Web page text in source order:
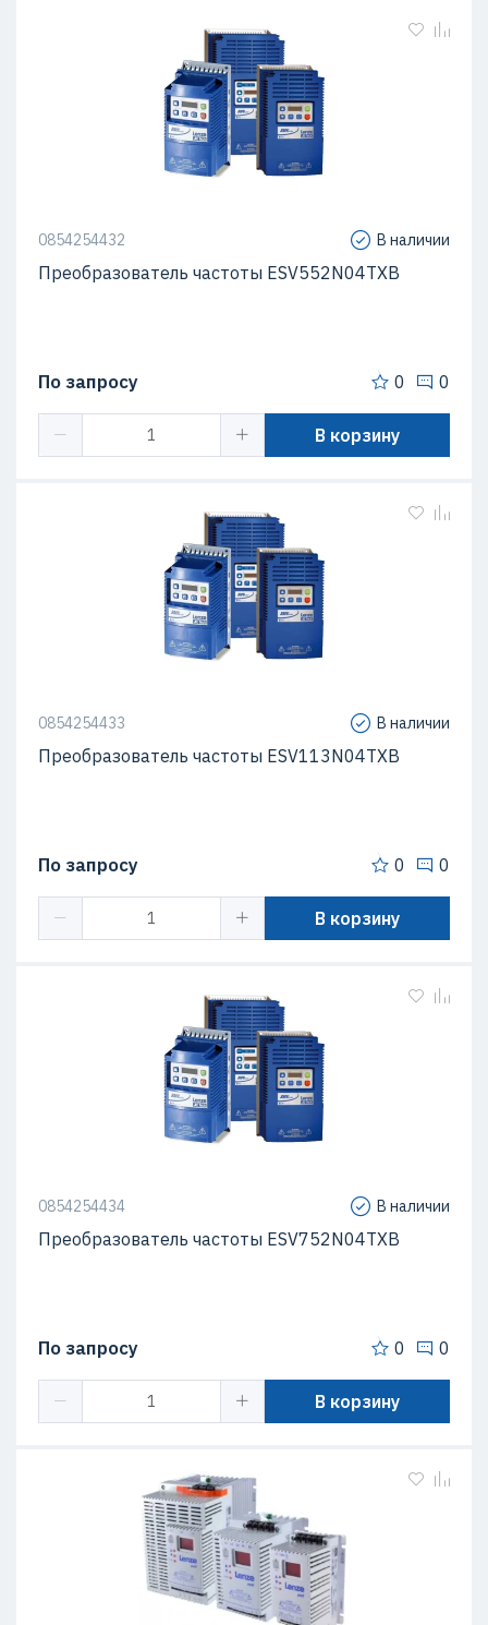
0854254432 В наличии
Преобразователь частоты ESV552N04TXB
По запросу 0 0
В корзину
0854254433 В наличии
Преобразователь частоты ESV113N04TXB
По запросу 0 0
В корзину
0854254434 В наличии
Преобразователь частоты ESV752N04TXB
По запросу 0 0
В корзину